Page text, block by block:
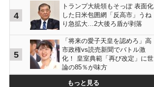
4
トランプ大統領もそっぽ 表面化
した日米包囲網「反高市」うね
り急拡大…2大後ろ盾が剥落
5
「将来の愛子天皇を認めろ」高
市政権vs読売新聞でバトル激
化！ 皇室典範「再び改定」に世
論の85％が味方
もっと見る